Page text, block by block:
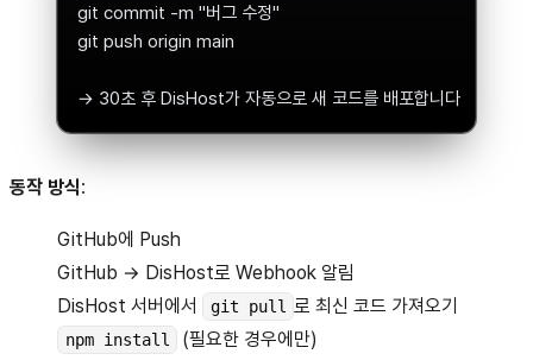
git commit -m "버그 수정"
git push origin main
→ 30초 후 DisHost가 자동으로 새 코드를 배포합니다
동작 방식:
GitHub에 Push
GitHub → DisHost로 Webhook 알림
DisHost 서버에서
git pull 로 최신 코드 가져오기
npm install
(필요한 경우에만)